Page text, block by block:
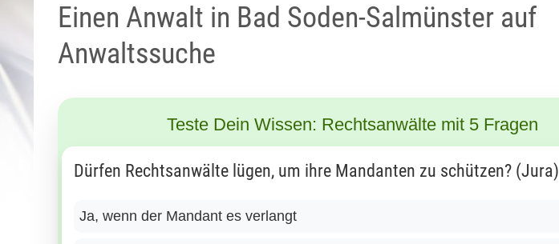
Einen Anwalt in Bad Soden-Salmünster auf
Anwaltssuche
Teste Dein Wissen: Rechtsanwälte mit 5 Fragen
Dürfen Rechtsanwälte lügen, um ihre Mandanten zu schützen? (Jura)
Ja, wenn der Mandant es verlangt